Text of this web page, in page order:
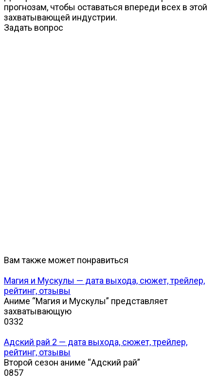
прогнозам, чтобы оставаться впереди всех в этой
захватывающей индустрии.
Задать вопрос
Вам также может понравиться
Магия и Мускулы — дата выхода, сюжет, трейлер,
рейтинг, отзывы
Аниме “Магия и Мускулы” представляет
захватывающую
0332
Адский рай 2 — дата выхода, сюжет, трейлер,
рейтинг, отзывы
Второй сезон аниме “Адский рай”
0857